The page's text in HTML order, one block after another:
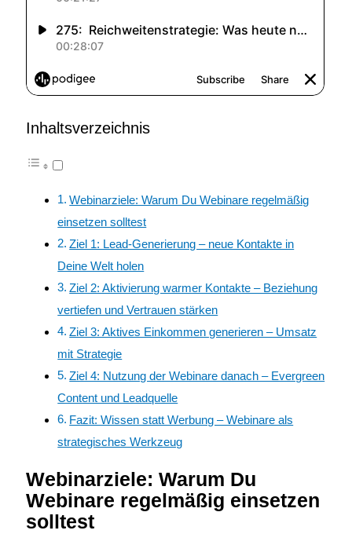
Inhaltsverzeichnis
Webinarziele: Warum Du Webinare regelmäßig
einsetzen solltest
Ziel 1: Lead-Generierung – neue Kontakte in
Deine Welt holen
Ziel 2: Aktivierung warmer Kontakte – Beziehung
vertiefen und Vertrauen stärken
Ziel 3: Aktives Einkommen generieren – Umsatz
mit Strategie
Ziel 4: Nutzung der Webinare danach – Evergreen
Content und Leadquelle
Fazit: Wissen statt Werbung – Webinare als
strategisches Werkzeug
Webinarziele: Warum Du
Webinare regelmäßig einsetzen
solltest